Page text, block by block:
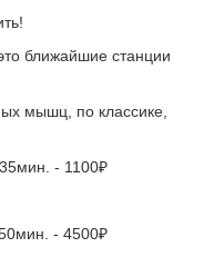
ближайшие станции
мышц, по классике,
- 1100₽
- 4500₽